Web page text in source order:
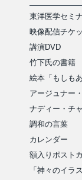
東洋医学セミ
映像配信チケ
講演DVD
竹下氏の書籍
絵本「もしも
アージュナー
ナディー・チ
調和の言葉
カレンダー
額入りポスト
「神々のイラ